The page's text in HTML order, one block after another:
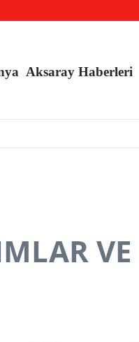
Aksaray Haberleri